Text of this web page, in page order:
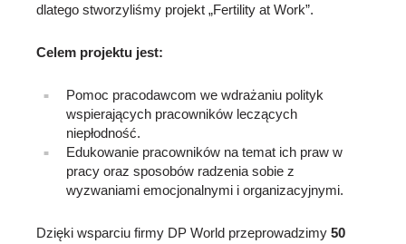
dlatego stworzyliśmy projekt „Fertility at Work”.
Celem projektu jest:
Pomoc pracodawcom we wdrażaniu polityk
wspierających pracowników leczących
niepłodność.
Edukowanie pracowników na temat ich praw w
pracy oraz sposobów radzenia sobie z
wyzwaniami emocjonalnymi i organizacyjnymi.
Dzięki wsparciu firmy DP World przeprowadzimy 50